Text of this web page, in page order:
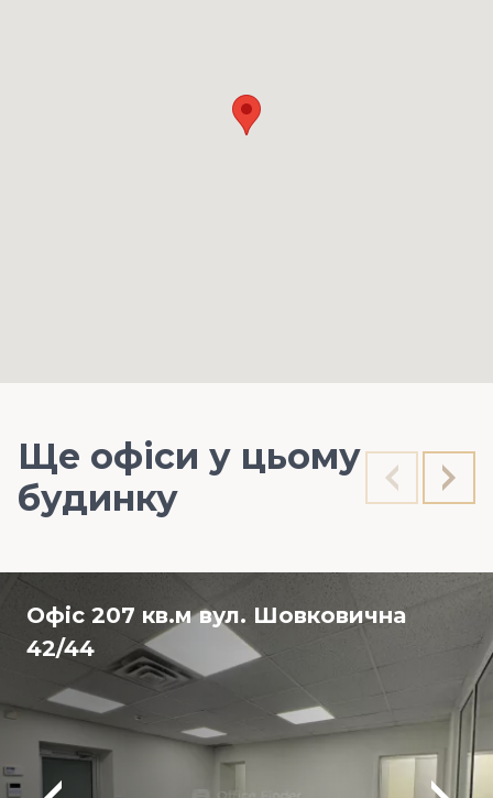
Ще офіси у цьому
будинку
Офіс 207 кв.м вул. Шовковична
42/44